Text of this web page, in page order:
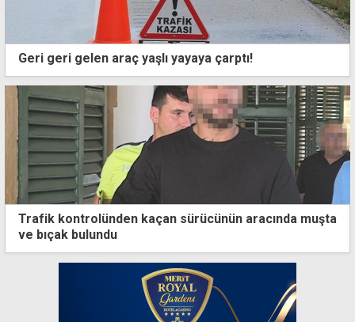
Geri geri gelen araç yaşlı yayaya çarptı!
Trafik kontrolünden kaçan sürücünün aracında muşta
ve bıçak bulundu